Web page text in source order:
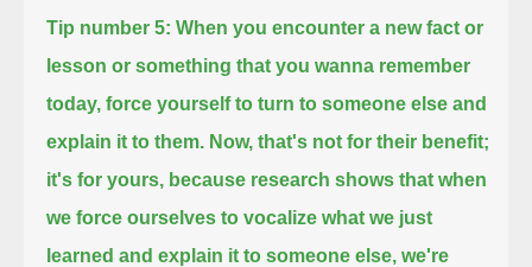
Tip number 5: When you encounter a new fact or
lesson or something that you wanna remember
today, force yourself to turn to someone else and
explain it to them. Now, that's not for their benefit;
it's for yours, because research shows that when
we force ourselves to vocalize what we just
learned and explain it to someone else, we're